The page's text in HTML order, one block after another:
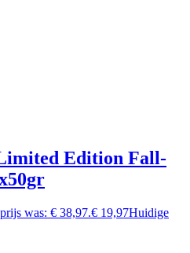
Edition Fall-
was: € 38,97.€ 19,97Huidige